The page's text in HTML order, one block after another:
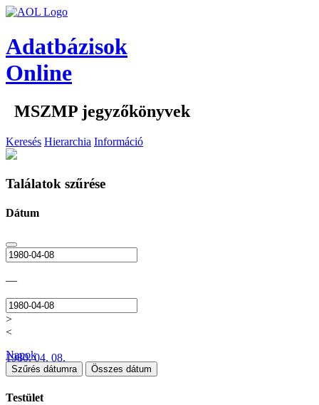
Adatbázisok
Online
MSZMP jegyzőkönyvek
Keresés Hierarchia Információ
Találatok szűrése
Dátum
—
>
<
1980. 04. 08.
Napok
Szűrés dátumra Összes dátum
Testület